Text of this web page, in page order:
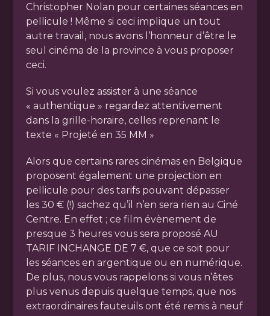
Christopher Nolan pour certaines séances en
pellicule ! Même si ceci implique un tout
autre travail, nous avons l’honneur d’être le
seul cinéma de la province à vous proposer
ceci.
Si vous voulez assister à une séance
« authentique » regardez attentivement
dans la grille-horaire, celles reprenant le
texte « Projeté en 35 MM »
Alors que certains rares cinémas en Belgique
proposent également une projection en
pellicule pour des tarifs pouvant dépasser
les 30 € (!) sachez qu’il n’en sera rien au Ciné
Centre. En effet ; ce film évènement de
presque 3 heures vous sera proposé AU
TARIF INCHANGE DE 7 €, que ce soit pour
les séances en argentique ou en numérique.
De plus, nous vous rappelons si vous n’êtes
plus venus depuis quelque temps, que nos
extraordinaires fauteuils ont été remis à neuf